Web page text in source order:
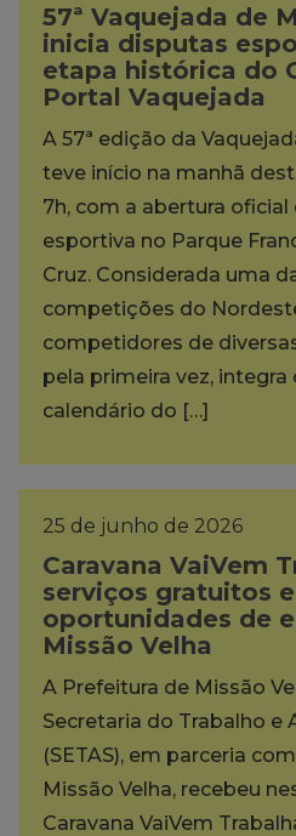
57ª Vaquejada de
inicia disputas
etapa histórica do
Portal Vaquejada
A 57ª edição da
teve início na manhã
7h, com a abertura
esportiva no Parque
Cruz. Considerada uma
competições do
competidores de
pela primeira vez,
calendário do […]
25 de junho de 2026
Caravana VaiVem
serviços gratuitos
oportunidades de
Missão Velha
A Prefeitura de Missão
Secretaria do Trabalho e
(SETAS), em parceria
Missão Velha, recebeu
Caravana VaiVem